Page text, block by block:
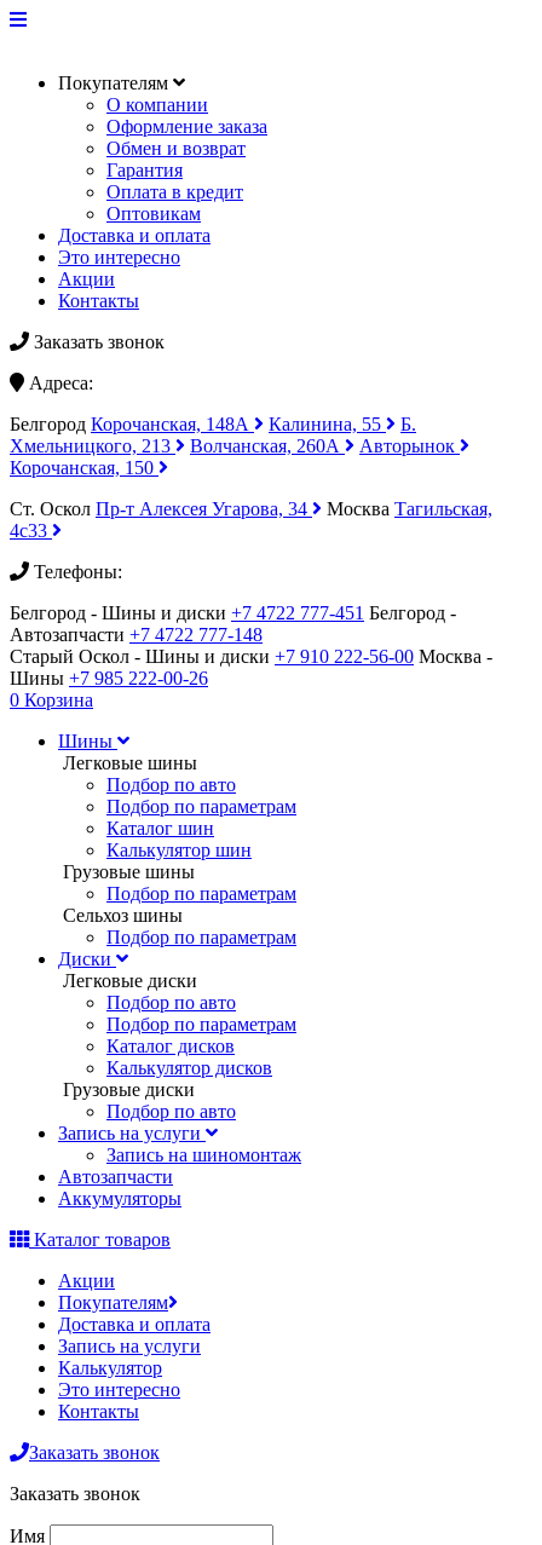
Покупателям
О компании
Оформление заказа
Обмен и возврат
Гарантия
Оплата в кредит
Оптовикам
Доставка и оплата
Это интересно
Акции
Контакты
Заказать звонок
Адреса:
Белгород Корочанская, 148А Калинина, 55
Б.
Хмельницкого, 213
Волчанская, 260А
Авторынок
Корочанская, 150
Ст. Оскол Пр-т Алексея Угарова, 34 Москва Тагильская,
4с33
Телефоны:
Белгород - Шины и диски +7 4722 777-451 Белгород -
Автозапчасти +7 4722 777-148
Старый Оскол - Шины и диски +7 910 222-56-00 Москва -
Шины +7 985 222-00-26
0 Корзина
Шины
Легковые шины
Подбор по авто
Подбор по параметрам
Каталог шин
Калькулятор шин
Грузовые шины
Подбор по параметрам
Сельхоз шины
Подбор по параметрам
Диски
Легковые диски
Подбор по авто
Подбор по параметрам
Каталог дисков
Калькулятор дисков
Грузовые диски
Подбор по авто
Запись на услуги
Запись на шиномонтаж
Автозапчасти
Аккумуляторы
Каталог товаров
Акции
Покупателям
Доставка и оплата
Запись на услуги
Калькулятор
Это интересно
Контакты
Заказать звонок
Заказать звонок
Имя